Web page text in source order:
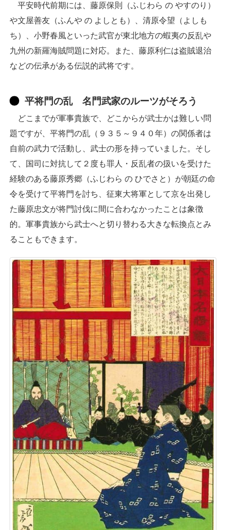
平安時代前期には、藤原保則（ふじわら の やすのり）
や文屋善友（ふんや の よしとも）、清原令望（よしも
ち）、小野春風といった武官が東北地方の蝦夷の反乱や
九州の新羅海賊問題に対応。また、藤原利仁は盗賊退治
などの伝承がある伝説的武将です。
平将門の乱 名門武家のルーツがそろう
どこまでが軍事貴族で、どこからが武士かは難しい問
題ですが、平将門の乱（９３５～９４０年）の関係者は
自前の武力で活動し、武士の形を持っていました。そし
て、国司に対抗して２度も罪人・反乱者の扱いを受けた
経験のある藤原秀郷（ふじわら の ひでさと）が朝廷の命
令を受けて平将門を討ち、征東大将軍として京を出発し
た藤原忠文が将門討伐に間に合わなかったことは象徴
的。軍事貴族から武士へと切り替わる大きな転換点とみ
ることもできます。